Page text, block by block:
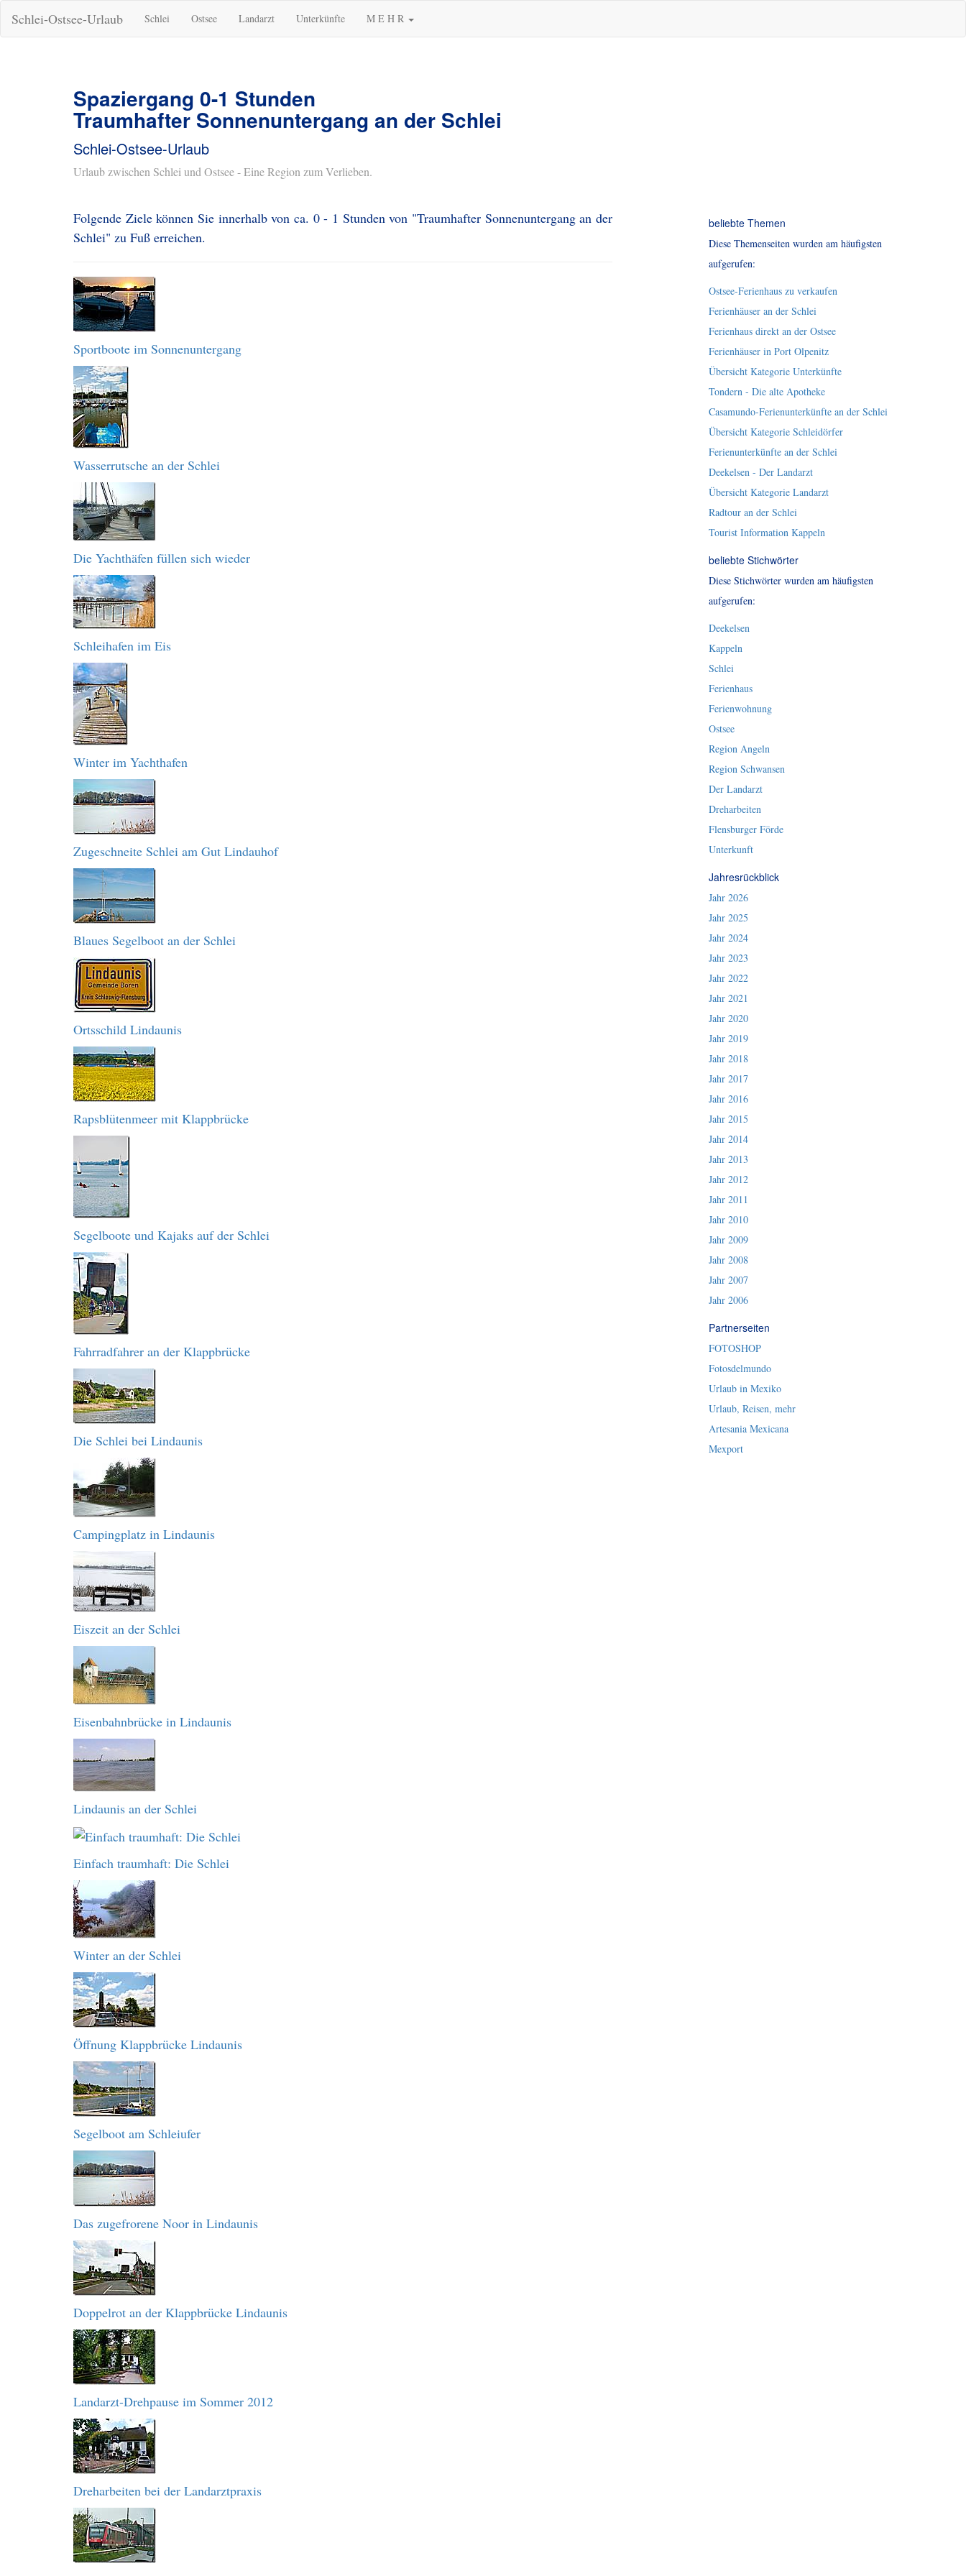
Schlei-Ostsee-Urlaub Schlei Ostsee Landarzt Unterkünfte M E H R
Spaziergang 0-1 Stunden
Traumhafter Sonnenuntergang an der Schlei
Schlei-Ostsee-Urlaub
Urlaub zwischen Schlei und Ostsee - Eine Region zum Verlieben.
Folgende Ziele können Sie innerhalb von ca. 0 - 1 Stunden von "Traumhafter Sonnenuntergang an der
Schlei" zu Fuß erreichen.
Sportboote im Sonnenuntergang
Wasserrutsche an der Schlei
Die Yachthäfen füllen sich wieder
Schleihafen im Eis
Winter im Yachthafen
Zugeschneite Schlei am Gut Lindauhof
Blaues Segelboot an der Schlei
Ortsschild Lindaunis
Rapsblütenmeer mit Klappbrücke
Segelboote und Kajaks auf der Schlei
Fahrradfahrer an der Klappbrücke
Die Schlei bei Lindaunis
Campingplatz in Lindaunis
Eiszeit an der Schlei
Eisenbahnbrücke in Lindaunis
Lindaunis an der Schlei
Einfach traumhaft: Die Schlei
Winter an der Schlei
Öffnung Klappbrücke Lindaunis
Segelboot am Schleiufer
Das zugefrorene Noor in Lindaunis
Doppelrot an der Klappbrücke Lindaunis
Landarzt-Drehpause im Sommer 2012
Dreharbeiten bei der Landarztpraxis
beliebte Themen
Diese Themenseiten wurden am häufigsten
aufgerufen:
Ostsee-Ferienhaus zu verkaufen
Ferienhäuser an der Schlei
Ferienhaus direkt an der Ostsee
Ferienhäuser in Port Olpenitz
Übersicht Kategorie Unterkünfte
Tondern - Die alte Apotheke
Casamundo-Ferienunterkünfte an der Schlei
Übersicht Kategorie Schleidörfer
Ferienunterkünfte an der Schlei
Deekelsen - Der Landarzt
Übersicht Kategorie Landarzt
Radtour an der Schlei
Tourist Information Kappeln
beliebte Stichwörter
Diese Stichwörter wurden am häufigsten
aufgerufen:
Deekelsen
Kappeln
Schlei
Ferienhaus
Ferienwohnung
Ostsee
Region Angeln
Region Schwansen
Der Landarzt
Dreharbeiten
Flensburger Förde
Unterkunft
Jahresrückblick
Jahr 2026
Jahr 2025
Jahr 2024
Jahr 2023
Jahr 2022
Jahr 2021
Jahr 2020
Jahr 2019
Jahr 2018
Jahr 2017
Jahr 2016
Jahr 2015
Jahr 2014
Jahr 2013
Jahr 2012
Jahr 2011
Jahr 2010
Jahr 2009
Jahr 2008
Jahr 2007
Jahr 2006
Partnerseiten
FOTOSHOP
Fotosdelmundo
Urlaub in Mexiko
Urlaub, Reisen, mehr
Artesania Mexicana
Mexport